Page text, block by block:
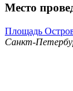
Место
Площадь
Санкт-